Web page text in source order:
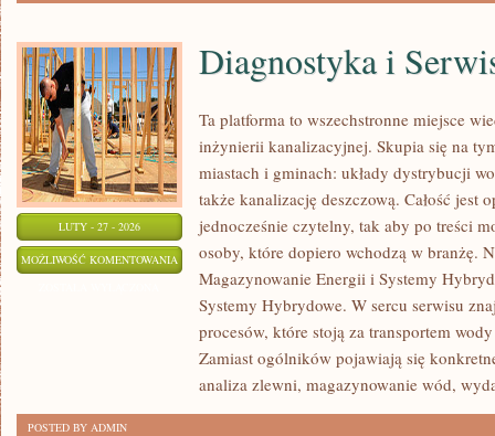
LUTY - 27 - 2026
MOŻLIWOŚĆ KOMENTOWANIA DIAGNOSTYKA
SERWIS
Diagnostyka i
Ta platforma to wszechstronne miejsce
inżynierii kanalizacyjnej. Skupia się na
miastach i gminach: układy dystrybucji
także kanalizację deszczową. Całość jest
jednocześnie czytelny, tak aby po treści
osoby, które dopiero wchodzą w branżę.
Magazynowanie Energii i Systemy
Systemy Hybrydowe. W sercu serwisu
procesów, które stoją za transportem
Zamiast ogólników pojawiają się
analiza zlewni, magazynowanie wód,
POSTED BY ADMIN